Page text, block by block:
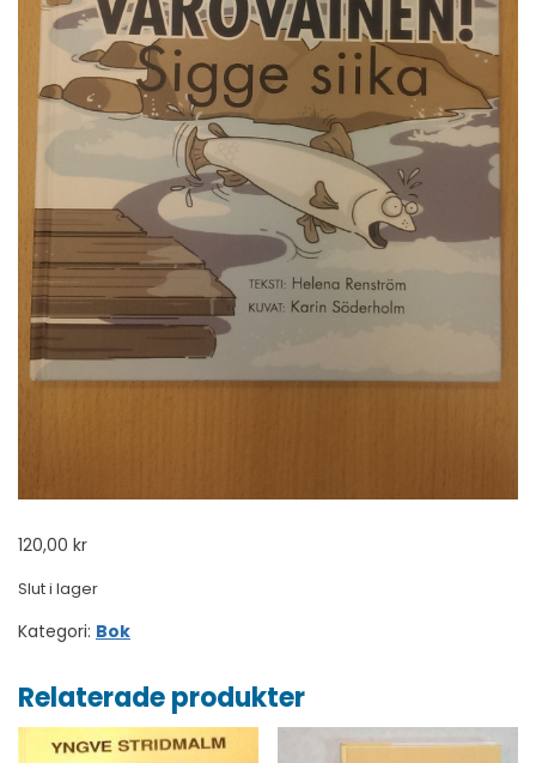
120,00 kr
Slut i lager
Kategori: Bok
Relaterade produkter